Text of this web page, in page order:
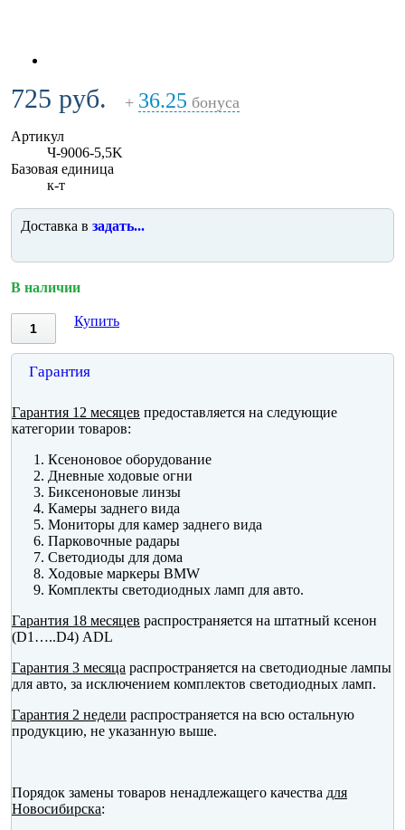
725 руб. + 36.25 бонуса
Артикул
Ч-9006-5,5K
Базовая единица
к-т
Доставка в задать...
В наличии
Купить
Гарантия
Гарантия 12 месяцев предоставляется на следующие
категории товаров:
Ксеноновое оборудование
Дневные ходовые огни
Биксеноновые линзы
Камеры заднего вида
Мониторы для камер заднего вида
Парковочные радары
Светодиоды для дома
Ходовые маркеры BMW
Комплекты светодиодных ламп для авто.
Гарантия 18 месяцев распространяется на штатный ксенон
(D1…..D4) ADL
Гарантия 3 месяца распространяется на светодиодные лампы
для авто, за исключением комплектов светодиодных ламп.
Гарантия 2 недели распространяется на всю остальную
продукцию, не указанную выше.
Порядок замены товаров ненадлежащего качества для
Новосибирска: